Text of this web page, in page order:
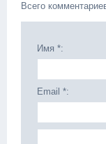
Всего
Имя *:
Email *: